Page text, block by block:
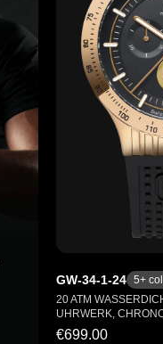
GW-34-1-24 5+
20 ATM
UHRWERK,
€699.00